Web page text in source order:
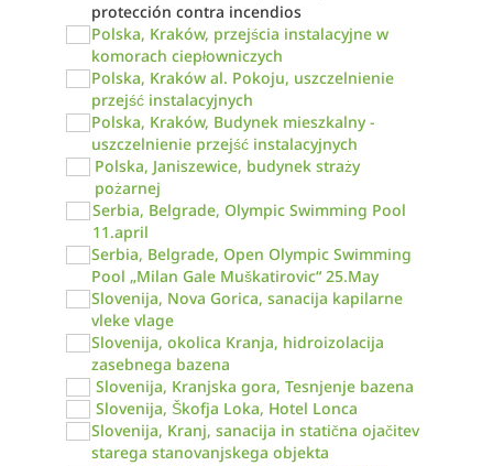
protección contra incendios
Polska, Kraków, przejścia instalacyjne w
komorach ciepłowniczych
Polska, Kraków al. Pokoju, uszczelnienie
przejść instalacyjnych
Polska, Kraków, Budynek mieszkalny -
uszczelnienie przejść instalacyjnych
Polska, Janiszewice, budynek straży
pożarnej
Serbia, Belgrade, Olympic Swimming Pool
11.april
Serbia, Belgrade, Open Olympic Swimming
Pool „Milan Gale Muškatirovic“ 25.May
Slovenija, Nova Gorica, sanacija kapilarne
vleke vlage
Slovenija, okolica Kranja, hidroizolacija
zasebnega bazena
Slovenija, Kranjska gora, Tesnjenje bazena
Slovenija, Škofja Loka, Hotel Lonca
Slovenija, Kranj, sanacija in statična ojačitev
starega stanovanjskega objekta